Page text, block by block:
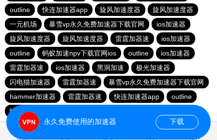
outline
快连加速器app 旋风加速度器
旋风加速度器
一元机场
暴雪vp永久免费加速器下载官网
ios加速器
旋风加速度器
旋风加速度器 雷霆加器速
ios加速器
outline
蚂蚁加速npv下载官网ios outline
ios加速器
雷霆加器速
ios加速器 黑洞加速
极光加速器
闪电猫加速器
雷霆加器速
暴雪vp永久免费加速器下载官网
hammer加速器
雷霆加器速 快连加速器app
outline
快连加速器app
永久免费使用的加速器 下载